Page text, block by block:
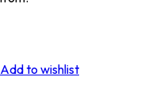
Add to wishlist